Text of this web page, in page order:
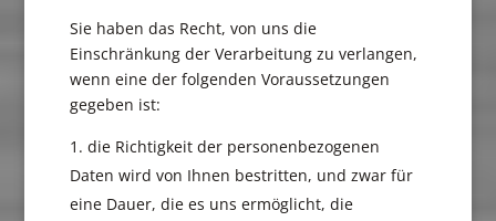
Sie haben das Recht, von uns die
Einschränkung der Verarbeitung zu verlangen,
wenn eine der folgenden Voraussetzungen
gegeben ist:
die Richtigkeit der personenbezogenen
Daten wird von Ihnen bestritten, und zwar für
eine Dauer, die es uns ermöglicht, die